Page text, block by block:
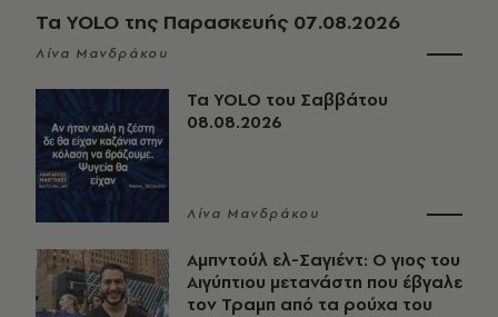
Τα YOLO της Παρασκευής 07.08.2026
Λίνα Μανδράκου
Τα YOLO του Σαββάτου
08.08.2026
Λίνα Μανδράκου
Αμπντούλ ελ-Σαγιέντ: Ο γιος του
Αιγύπτιου μετανάστη που έβγαλε
τον Τραμπ από τα ρούχα του